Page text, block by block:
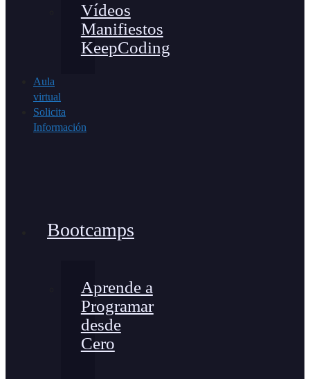
Vídeos
Manifiestos
KeepCoding
Aula
virtual
Solicita
Información
Bootcamps
Aprende a
Programar
desde
Cero